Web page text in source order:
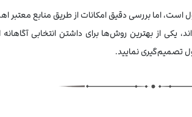
اما بررسی دقیق امکانات از طریق منابع معتبر
یکی از بهترین روش‌ها برای داشتن انتخابی
تصمیم‌گیری نمایید.